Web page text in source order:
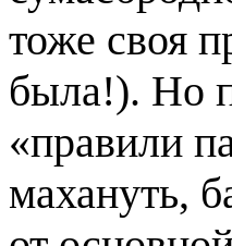
тоже своя
была!). Но
«правили
махануть,